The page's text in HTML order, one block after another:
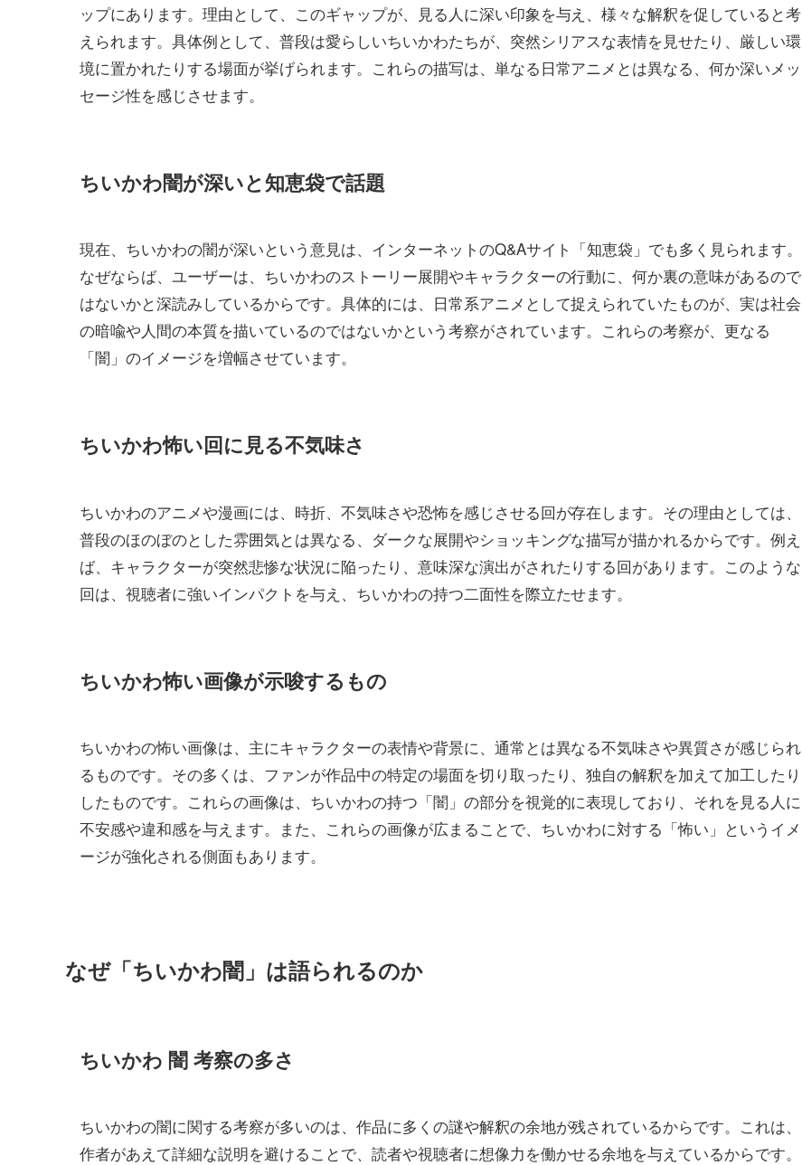
ップにあります。理由として、このギャップが、見る人に深い印象を与え、様々な解釈を促していると考
えられます。具体例として、普段は愛らしいちいかわたちが、突然シリアスな表情を見せたり、厳しい環
境に置かれたりする場面が挙げられます。これらの描写は、単なる日常アニメとは異なる、何か深いメッ
セージ性を感じさせます。
ちいかわ闇が深いと知恵袋で話題
現在、ちいかわの闇が深いという意見は、インターネットのQ&Aサイト「知恵袋」でも多く見られます。
なぜならば、ユーザーは、ちいかわのストーリー展開やキャラクターの行動に、何か裏の意味があるので
はないかと深読みしているからです。具体的には、日常系アニメとして捉えられていたものが、実は社会
の暗喩や人間の本質を描いているのではないかという考察がされています。これらの考察が、更なる
「闇」のイメージを増幅させています。
ちいかわ怖い回に見る不気味さ
ちいかわのアニメや漫画には、時折、不気味さや恐怖を感じさせる回が存在します。その理由としては、
普段のほのぼのとした雰囲気とは異なる、ダークな展開やショッキングな描写が描かれるからです。例え
ば、キャラクターが突然悲惨な状況に陥ったり、意味深な演出がされたりする回があります。このような
回は、視聴者に強いインパクトを与え、ちいかわの持つ二面性を際立たせます。
ちいかわ怖い画像が示唆するもの
ちいかわの怖い画像は、主にキャラクターの表情や背景に、通常とは異なる不気味さや異質さが感じられ
るものです。その多くは、ファンが作品中の特定の場面を切り取ったり、独自の解釈を加えて加工したり
したものです。これらの画像は、ちいかわの持つ「闇」の部分を視覚的に表現しており、それを見る人に
不安感や違和感を与えます。また、これらの画像が広まることで、ちいかわに対する「怖い」というイメ
ージが強化される側面もあります。
なぜ「ちいかわ闇」は語られるのか
ちいかわ 闇 考察の多さ
ちいかわの闇に関する考察が多いのは、作品に多くの謎や解釈の余地が残されているからです。これは、
作者があえて詳細な説明を避けることで、読者や視聴者に想像力を働かせる余地を与えているからです。